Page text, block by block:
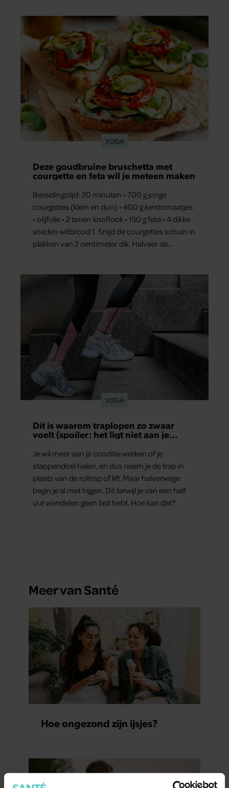
YOGA
Deze goudbruine bruschetta met
courgette en feta wil je meteen maken
Bereidingstijd: 20 minuten • 700 g jonge
courgettes (klein en dun) • 400 g kerstomaatjes
• olijfolie • 2 tenen knoflook • 150 g feta • 4 dikke
sneden witbrood 1. Snijd de courgettes schuin in
plakken van 2 centimeter dik. Halveer de
YOGA
Dít is waarom traplopen zo zwaar
voelt (spoiler: het ligt niet aan je
Je wil meer aan je conditie werken of je
stappendoel halen, en dus neem je de trap in
plaats van de roltrap of lift. Maar halverwege
begin je al met hijgen. Dit terwijl je van een half
uur wandelen geen last hebt. Hoe kan dat?
Meer van Santé
Hoe ongezond zijn ijsjes?